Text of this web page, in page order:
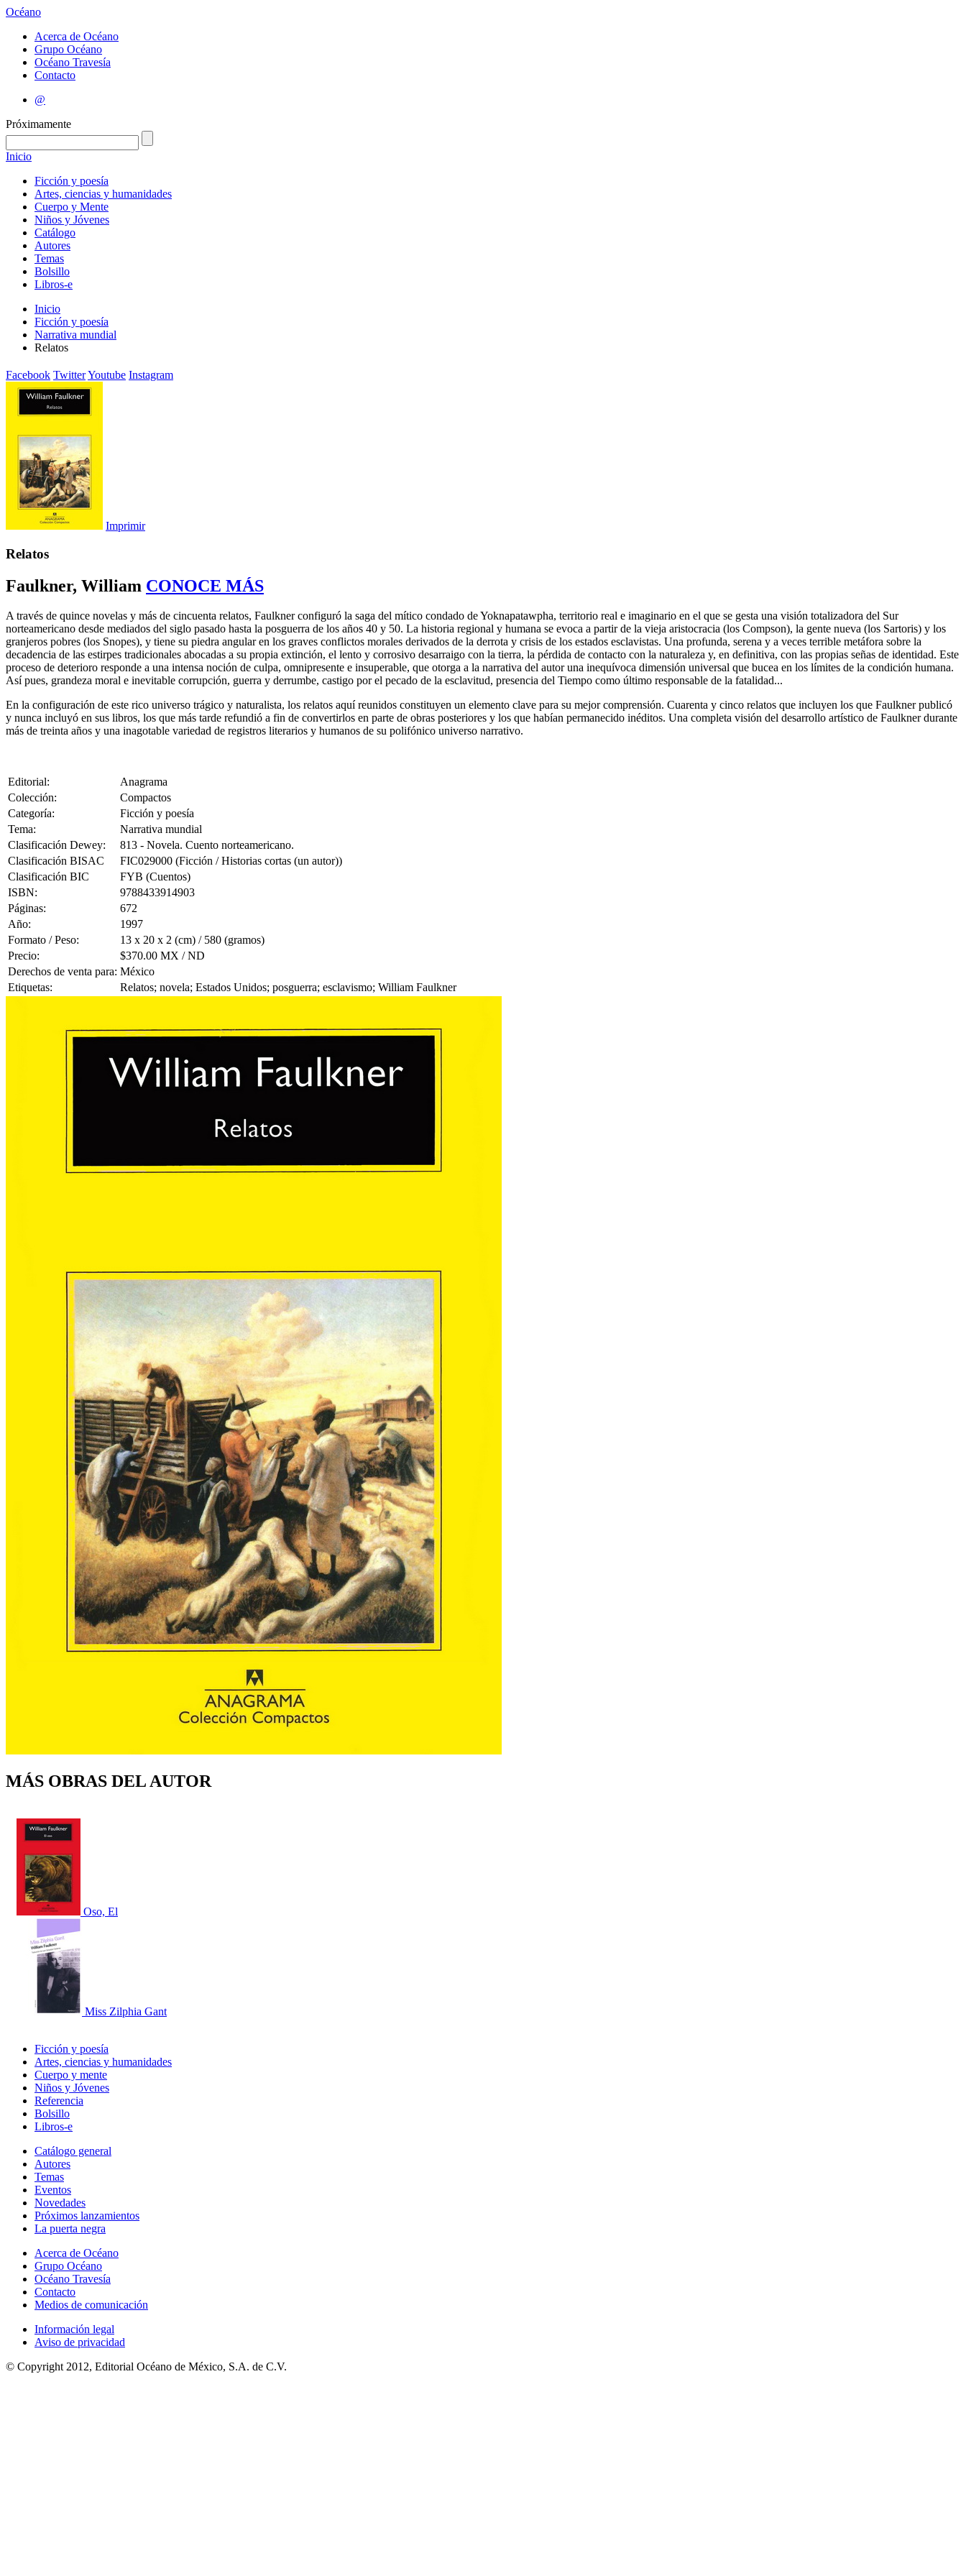
Océano
Acerca de Océano
Grupo Océano
Océano Travesía
Contacto
@
Próximamente
Inicio
Ficción y poesía
Artes, ciencias y humanidades
Cuerpo y Mente
Niños y Jóvenes
Catálogo
Autores
Temas
Bolsillo
Libros-e
Inicio
Ficción y poesía
Narrativa mundial
Relatos
Facebook TwitterYoutube Instagram
Imprimir
Relatos
Faulkner, William CONOCE MÁS
A través de quince novelas y más de cincuenta relatos, Faulkner configuró la saga del mítico condado de Yoknapatawpha, territorio real e imaginario en el que se gesta una visión totalizadora del Sur
norteamericano desde mediados del siglo pasado hasta la posguerra de los años 40 y 50. La historia regional y humana se evoca a partir de la vieja aristocracia (los Compson), la gente nueva (los Sartoris) y los
granjeros pobres (los Snopes), y tiene su piedra angular en los graves conflictos morales derivados de la derrota y crisis de los estados esclavistas. Una profunda, serena y a veces terrible metáfora sobre la
decadencia de las estirpes tradicionales abocadas a su propia extinción, el lento y corrosivo desarraigo con la tierra, la pérdida de contacto con la naturaleza y, en definitiva, con las propias señas de identidad. Este
proceso de deterioro responde a una intensa noción de culpa, omnipresente e insuperable, que otorga a la narrativa del autor una inequívoca dimensión universal que bucea en los límites de la condición humana.
Así pues, grandeza moral e inevitable corrupción, guerra y derrumbe, castigo por el pecado de la esclavitud, presencia del Tiempo como último responsable de la fatalidad...
En la configuración de este rico universo trágico y naturalista, los relatos aquí reunidos constituyen un elemento clave para su mejor comprensión. Cuarenta y cinco relatos que incluyen los que Faulkner publicó
y nunca incluyó en sus libros, los que más tarde refundió a fin de convertirlos en parte de obras posteriores y los que habían permanecido inéditos. Una completa visión del desarrollo artístico de Faulkner durante
más de treinta años y una inagotable variedad de registros literarios y humanos de su polifónico universo narrativo.
Editorial:
Anagrama
Colección:
Compactos
Categoría:
Ficción y poesía
Tema:
Narrativa mundial
Clasificación Dewey:
813 - Novela. Cuento norteamericano.
Clasificación BISAC
FIC029000 (Ficción / Historias cortas (un autor))
Clasificación BIC
FYB (Cuentos)
ISBN:
9788433914903
Páginas:
672
Año:
1997
Formato / Peso:
13 x 20 x 2 (cm) / 580 (gramos)
Precio:
$370.00 MX / ND
Derechos de venta para: México
Etiquetas:
Relatos; novela; Estados Unidos; posguerra; esclavismo; William Faulkner
MÁS OBRAS DEL AUTOR
Oso, El
Miss Zilphia Gant
Ficción y poesía
Artes, ciencias y humanidades
Cuerpo y mente
Niños y Jóvenes
Referencia
Bolsillo
Libros-e
Catálogo general
Autores
Temas
Eventos
Novedades
Próximos lanzamientos
La puerta negra
Acerca de Océano
Grupo Océano
Océano Travesía
Contacto
Medios de comunicación
Información legal
Aviso de privacidad
© Copyright 2012, Editorial Océano de México, S.A. de C.V.